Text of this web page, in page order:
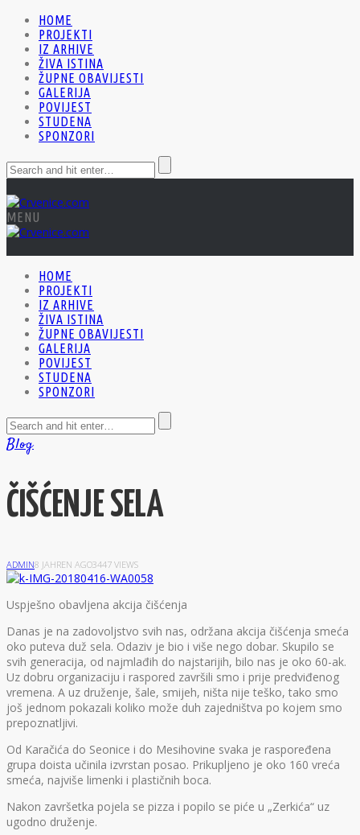
HOME
PROJEKTI
IZ ARHIVE
ŽIVA ISTINA
ŽUPNE OBAVIJESTI
GALERIJA
POVIJEST
STUDENA
SPONZORI
MENU
HOME
PROJEKTI
IZ ARHIVE
ŽIVA ISTINA
ŽUPNE OBAVIJESTI
GALERIJA
POVIJEST
STUDENA
SPONZORI
Blog
ČIŠĆENJE SELA
ADMIN8 JAHREN AGO3447 VIEWS
Uspješno obavljena akcija čišćenja
Danas je na zadovoljstvo svih nas, održana akcija čišćenja smeća
oko puteva duž sela. Odaziv je bio i više nego dobar. Skupilo se
svih generacija, od najmlađih do najstarijih, bilo nas je oko 60-ak.
Uz dobru organizaciju i raspored završili smo i prije predviđenog
vremena. A uz druženje, šale, smijeh, ništa nije teško, tako smo
još jednom pokazali koliko može duh zajedništva po kojem smo
prepoznatljivi.
Od Karačića do Seonice i do Mesihovine svaka je raspoređena
grupa doista učinila izvrstan posao. Prikupljeno je oko 160 vreća
smeća, najviše limenki i plastičnih boca.
Nakon završetka pojela se pizza i popilo se piće u „Zerkića“ uz
ugodno druženje.